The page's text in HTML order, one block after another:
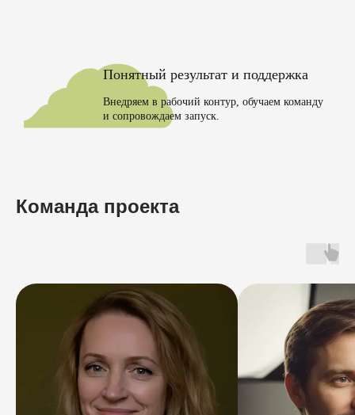
Понятный результат и поддержка
Внедряем в рабочий контур, обучаем команду
и сопровождаем запуск.
☁
Команда проекта